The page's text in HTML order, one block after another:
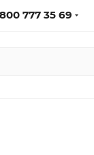
777 35 69